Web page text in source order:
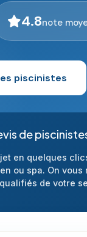
4.8note
piscinistes
de
en quelques
ou spa. On vous
de votre